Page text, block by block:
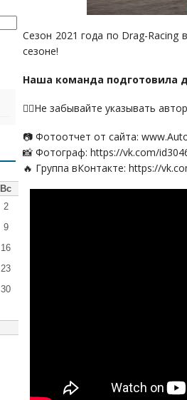
Вс
2
9
16
23
30
Сезон 2021 года по Drag-Racing
сезоне!
Наша команда подготовила
✌🏻Не забывайте указывать
📷 Фотоотчет от сайта:
📸 Фотограф: https://vk.com/
🔥 Группа вКонтакте: https://